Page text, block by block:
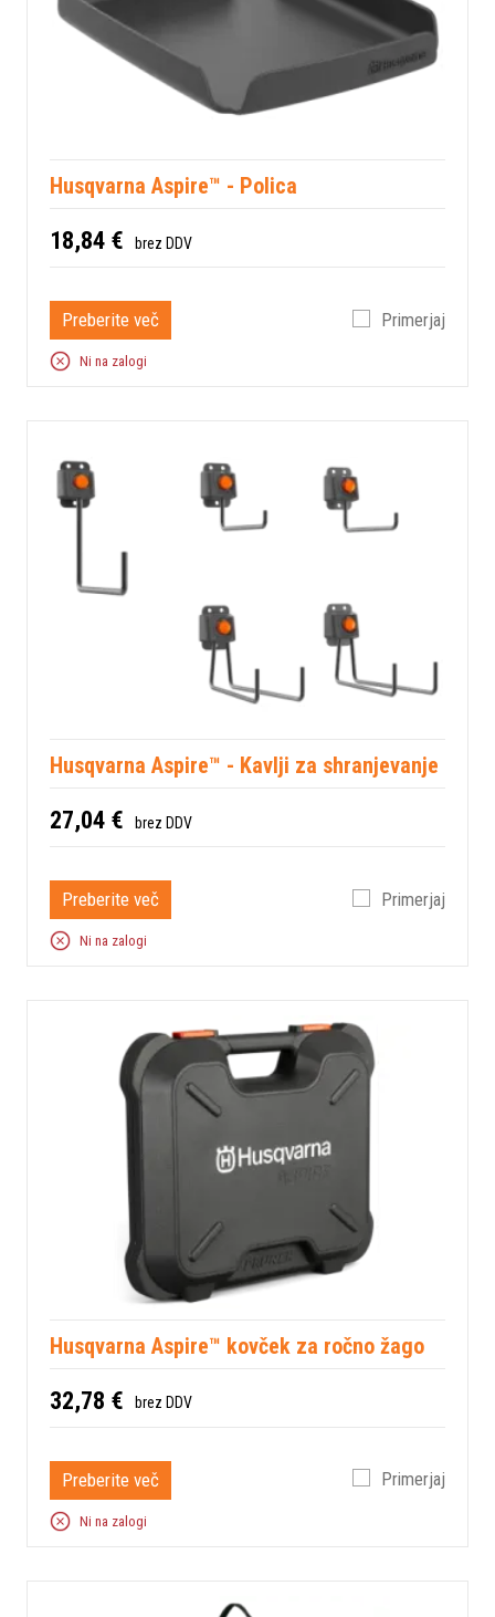
Husqvarna Aspire™ - Polica
18,84 € brez DDV
Preberite več Primerjaj
Ni na zalogi
Husqvarna Aspire™ - Kavlji za shranjevanje
27,04 € brez DDV
Preberite več Primerjaj
Ni na zalogi
Husqvarna Aspire™ kovček za ročno žago
32,78 € brez DDV
Preberite več Primerjaj
Ni na zalogi